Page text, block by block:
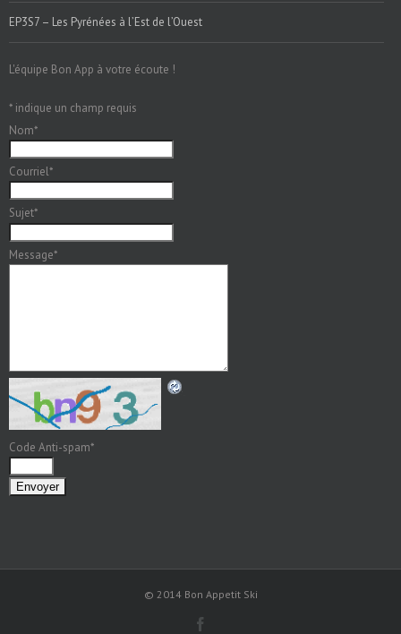
EP3S7 – Les Pyrénées à l’Est de l’Ouest
L'équipe Bon App à votre écoute !
* indique un champ requis
Nom*
Courriel*
Sujet*
Message*
Code Anti-spam*
© 2014 Bon Appetit Ski